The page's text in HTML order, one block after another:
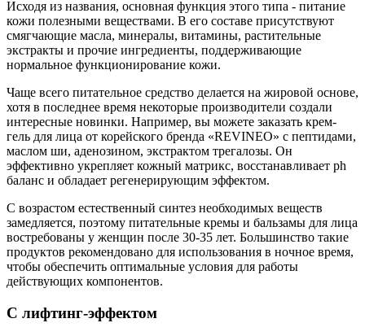
Исходя из названия, основная функция этого типа - питание
кожи полезными веществами. В его составе присутствуют
смягчающие масла, минералы, витамины, растительные
экстракты и прочие ингредиенты, поддерживающие
нормальное функционирование кожи.
Чаще всего питательное средство делается на жировой основе,
хотя в последнее время некоторые производители создали
интересные новинки. Например, вы можете заказать крем-
гель для лица от корейского бренда «REVINEO» с пептидами,
маслом ши, аденозином, экстрактом трегалозы. Он
эффективно укрепляет кожный матрикс, восстанавливает ph
баланс и обладает регенерирующим эффектом.
С возрастом естественный синтез необходимых веществ
замедляется, поэтому питательные кремы и бальзамы для лица
востребованы у женщин после 30-35 лет. Большинство такие
продуктов рекомендовано для использования в ночное время,
чтобы обеспечить оптимальные условия для работы
действующих компонентов.
С лифтинг-эффектом